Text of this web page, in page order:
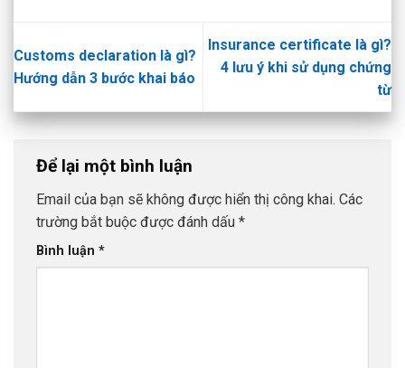
Customs declaration là gì?
Hướng dẫn 3 bước khai báo
Insurance certificate là gì?
4 lưu ý khi sử dụng chứng
từ
Để lại một bình luận
Email của bạn sẽ không được hiển thị công khai. Các
trường bắt buộc được đánh dấu *
Bình luận *